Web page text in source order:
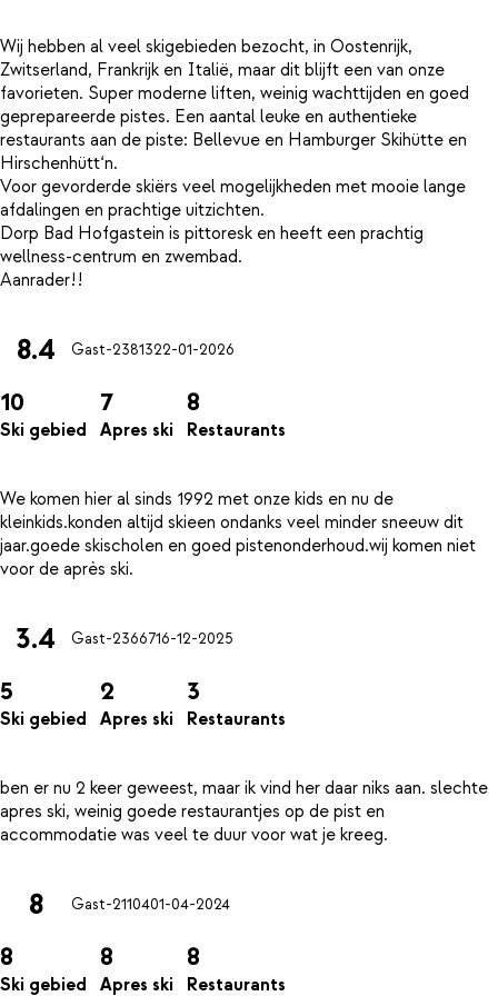
Wij hebben al veel skigebieden bezocht, in Oostenrijk,
Zwitserland, Frankrijk en Italië, maar dit blijft een van onze
favorieten. Super moderne liften, weinig wachttijden en goed
geprepareerde pistes. Een aantal leuke en authentieke
restaurants aan de piste: Bellevue en Hamburger Skihütte en
Hirschenhütt‘n.
Voor gevorderde skiërs veel mogelijkheden met mooie lange
afdalingen en prachtige uitzichten.
Dorp Bad Hofgastein is pittoresk en heeft een prachtig
wellness-centrum en zwembad.
8.4 Gast-2381322-01-2026
10
Ski gebied
7
Apres ski
8
Restaurants
We komen hier al sinds 1992 met onze kids en nu de
kleinkids.konden altijd skieen ondanks veel minder sneeuw dit
jaar.goede skischolen en goed pistenonderhoud.wij komen niet
3.4 Gast-2366716-12-2025
5
Ski gebied
2
Apres ski
3
Restaurants
ben er nu 2 keer geweest, maar ik vind her daar niks aan. slechte
apres ski, weinig goede restaurantjes op de pist en
8 Gast-2110401-04-2024
8
Ski gebied
8
Apres ski
8
Restaurants